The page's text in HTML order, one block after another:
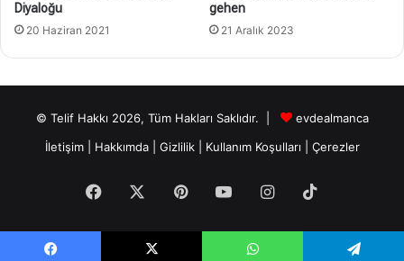
Diyaloğu
20 Haziran 2021
gehen
21 Aralık 2023
© Telif Hakkı 2026, Tüm Hakları Saklıdır. |
evdealmanca
İletişim| Hakkımda Gizlilik Kullanım Koşulları Çerezler
Facebook PinterestYouTubeInstagram